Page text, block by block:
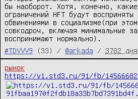
бы наоборот. Хотя, конечно,
ограничений HFT будут
обвинениями в социализме(при
совкодроч, включая минимальные
воспринимают нормально).
#TDVVV9
(33) / @arkada / 3782
рынок
https://v1.std3.ru/91/fb/